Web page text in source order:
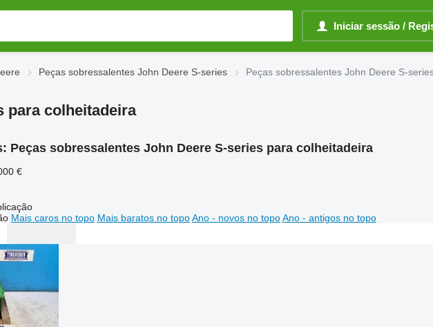
Iniciar sessão /
Peças sobressalentes John Deere S-series Peças sobressalentes John Deere S-
para colheitadeira
Peças sobressalentes John Deere S-series para colheitadeira
€
Mais caros no topo Mais baratos no topo Ano - novos no topo Ano - antigos no topo